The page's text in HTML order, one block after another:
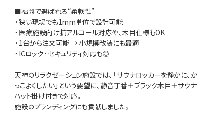
■福岡で選ばれる“柔軟性”
・狭い現場でも1mm単位で設計可能
・医療施設向け抗アルコール対応や、木目仕様もOK
・1台から注文可能 → 小規模改装にも最適
・ICロック・セキュリティ対応も◎
天神のリラクゼーション施設では、「サウナロッカーを静かに、か
っこよくしたい」という要望に、静音丁番＋ブラック木目＋サウナ
ハット掛け付きで対応。
施設のブランディングにも貢献しました。